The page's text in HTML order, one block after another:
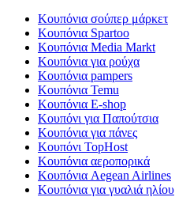
Κουπόνια σούπερ μάρκετ
Κουπόνια Spartoo
Κουπόνια Media Markt
Κουπόνια για ρούχα
Κουπόνια pampers
Κουπόνια Temu
Κουπόνια E-shop
Κουπόνι για Παπούτσια
Κουπόνια για πάνες
Κουπόνι TopHost
Κουπόνια αεροπορικά
Κουπόνια Aegean Airlines
Κουπόνια για γυαλιά ηλίου